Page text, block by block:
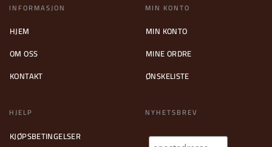
INFORMASJON
HJEM
OM OSS
KONTAKT
MIN KONTO
MIN KONTO
MINE ORDRE
ØNSKELISTE
HJELP
KJØPSBETINGELSER
NYHETSBREV